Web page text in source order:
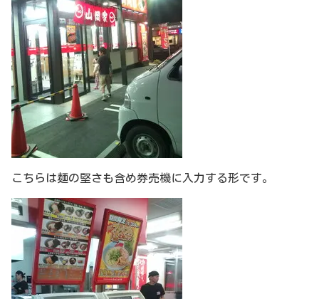
こちらは麺の堅さも含め券売機に入力する形です。